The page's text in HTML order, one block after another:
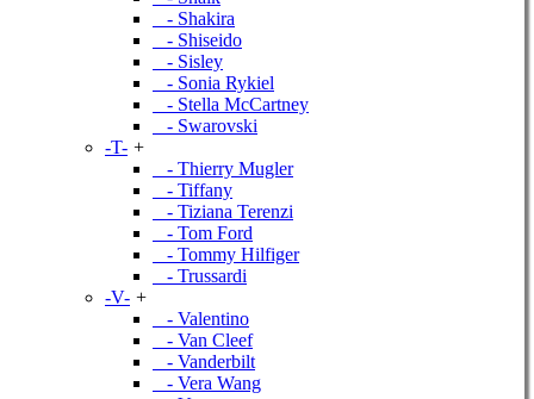
- Shakira
- Shiseido
- Sisley
- Sonia Rykiel
- Stella McCartney
- Swarovski
-T- +
- Thierry Mugler
- Tiffany
- Tiziana Terenzi
- Tom Ford
- Tommy Hilfiger
- Trussardi
-V- +
- Valentino
- Van Cleef
- Vanderbilt
- Vera Wang